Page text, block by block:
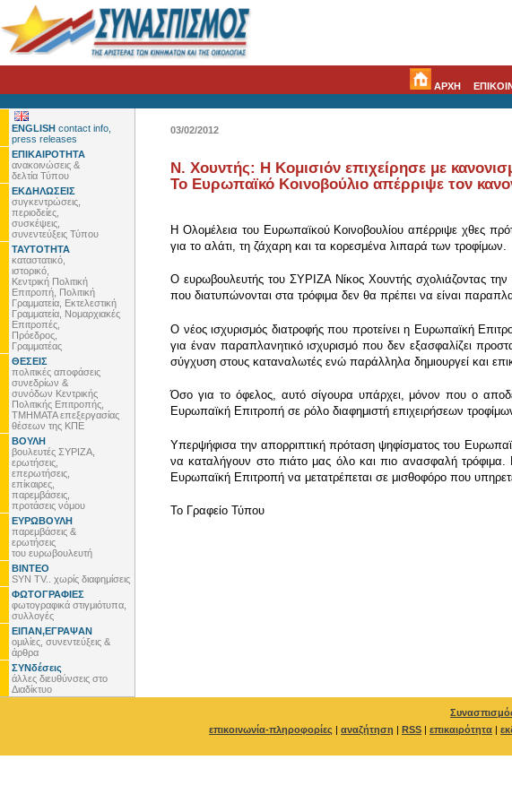
ΑΡΧΗ
ENGLISH contact info,
press releases
ΕΠΙΚΑΙΡΟΤΗΤΑ
ανακοινώσεις &
δελτία Τύπου
ΕΚΔΗΛΩΣΕΙΣ
συγκεντρώσεις,
περιοδείες,
συσκέψεις,
συνεντεύξεις Τύπου
ΤΑΥΤΟΤΗΤΑ
καταστατικό,
ιστορικό,
Κεντρική Πολιτική
Επιτροπή, Πολιτική
Γραμματεία, Εκτελεστική
Γραμματεία, Νομαρχιακές
Επιτροπές,
Πρόεδρος,
Γραμματέας
ΘΕΣΕΙΣ
πολιτικές αποφάσεις
συνεδρίων &
συνόδων Κεντρικής
Πολιτικής Επιτροπής,
ΤΜΗΜΑΤΑ επεξεργασίας
θέσεων της ΚΠΕ
ΒΟΥΛΗ
βουλευτές ΣΥΡΙΖΑ,
ερωτήσεις,
επερωτήσεις,
επίκαιρες,
παρεμβάσεις,
προτάσεις νόμου
ΕΥΡΩΒΟΥΛΗ
παρεμβάσεις &
ερωτήσεις
του ευρωβουλευτή
ΒΙΝΤΕΟ
SYN TV.. χωρίς διαφημίσεις
ΦΩΤΟΓΡΑΦΙΕΣ
φωτογραφικά στιγμιότυπα,
συλλογές
ΕΙΠΑΝ,ΕΓΡΑΨΑΝ
ομιλίες, συνεντεύξεις &
άρθρα
ΣΥΝδέσεις
άλλες διευθύνσεις στο
Διαδίκτυο
03/02/2012
Ν. Χουντής: Η Κομισιόν επιχείρησε με
Το Ευρωπαϊκό Κοινοβούλιο απέρριψε τον
Η Ολομέλεια του Ευρωπαϊκού Κοινοβουλίου απέρριψε χθες
για το αλάτι, τη ζάχαρη και τα κορεσμένα λιπαρά των τροφίμων.
Ο ευρωβουλευτής του ΣΥΡΙΖΑ Νίκος Χουντής σχολιάζοντας την
που διατυπώνονται στα τρόφιμα δεν θα πρέπει να είναι
Ο νέος ισχυρισμός διατροφής που προτείνει η Ευρωπαϊκή
για έναν παραπλανητικό ισχυρισμό που δεν εξασφαλίζει
σύγχυση στους καταναλωτές ενώ παράλληλα δημιουργεί και
Όσο για το όφελος, αυτό σίγουρα υπάρχει, μόνον που ο
Ευρωπαϊκή Επιτροπή σε ρόλο διαφημιστή επιχειρήσεων
Υπερψήφισα την απορριπτική πρόταση ψηφίσματος του
να καταλήγουν στο πιάτο μας όλο και πιο ανασφαλή
Ευρωπαϊκή Επιτροπή να μετατρέπεται σε μισθοφόρο που
To Γραφείο Τύπου
επικοινωνία-πληροφορίες | αναζήτηση | RSS | επικαιρότητα |